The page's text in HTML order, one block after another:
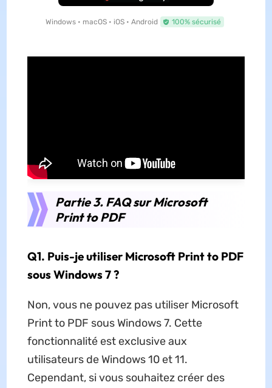
Windows • macOS • iOS • Android 100% sécurisé
Partie 3. FAQ sur Microsoft
Print to PDF
Q1. Puis-je utiliser Microsoft Print to PDF
sous Windows 7 ?
Non, vous ne pouvez pas utiliser Microsoft
Print to PDF sous Windows 7. Cette
fonctionnalité est exclusive aux
utilisateurs de Windows 10 et 11.
Cependant, si vous souhaitez créer des